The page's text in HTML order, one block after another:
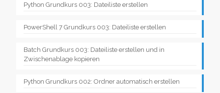
Python Grundkurs 003: Dateiliste erstellen
PowerShell 7 Grundkurs 003: Dateiliste erstellen
Batch Grundkurs 003: Dateiliste erstellen und in
Zwischenablage kopieren
Python Grundkurs 002: Ordner automatisch erstellen